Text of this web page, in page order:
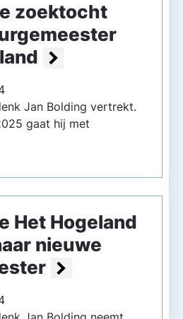
zoektocht
Jan Bolding vertrekt.
gaat hij met
Het Hogeland
nieuwe